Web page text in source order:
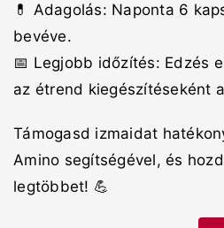
💊 Adagolás: Naponta 6
bevéve.
📅 Legjobb időzítés: Edzés
az étrend kiegészítéseként
Támogasd izmaidat
Amino segítségével, és
legtöbbet! 💪